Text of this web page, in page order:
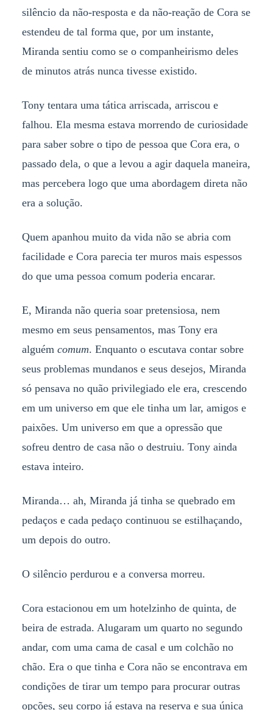
silêncio da não-resposta e da não-reação de Cora se
estendeu de tal forma que, por um instante,
Miranda sentiu como se o companheirismo deles
de minutos atrás nunca tivesse existido.
Tony tentara uma tática arriscada, arriscou e
falhou. Ela mesma estava morrendo de curiosidade
para saber sobre o tipo de pessoa que Cora era, o
passado dela, o que a levou a agir daquela maneira,
mas percebera logo que uma abordagem direta não
era a solução.
Quem apanhou muito da vida não se abria com
facilidade e Cora parecia ter muros mais espessos
do que uma pessoa comum poderia encarar.
E, Miranda não queria soar pretensiosa, nem
mesmo em seus pensamentos, mas Tony era
alguém comum. Enquanto o escutava contar sobre
seus problemas mundanos e seus desejos, Miranda
só pensava no quão privilegiado ele era, crescendo
em um universo em que ele tinha um lar, amigos e
paixões. Um universo em que a opressão que
sofreu dentro de casa não o destruiu. Tony ainda
estava inteiro.
Miranda… ah, Miranda já tinha se quebrado em
pedaços e cada pedaço continuou se estilhaçando,
um depois do outro.
O silêncio perdurou e a conversa morreu.
Cora estacionou em um hotelzinho de quinta, de
beira de estrada. Alugaram um quarto no segundo
andar, com uma cama de casal e um colchão no
chão. Era o que tinha e Cora não se encontrava em
condições de tirar um tempo para procurar outras
opções, seu corpo já estava na reserva e sua única